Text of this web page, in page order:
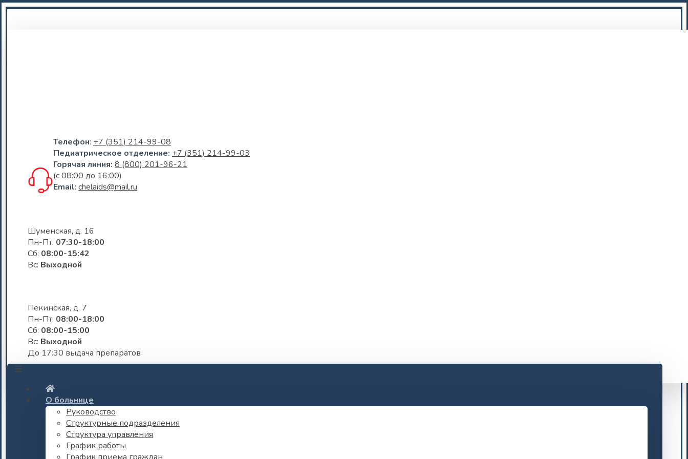
Телефон: +7 (351) 214-99-08
Педиатрическое отделение: +7 (351) 214-99-03
Горячая линия: 8 (800) 201-96-21
(c 08:00 до 16:00)
Email: chelaids@mail.ru
Шуменская, д. 16
Пн-Пт: 07:30-18:00
Сб: 08:00-15:42
Вс: Выходной
Пекинская, д. 7
Пн-Пт: 08:00-18:00
Сб: 08:00-15:00
Вс: Выходной
До 17:30 выдача препаратов
О больнице
Руководство
Структурные подразделения
Структура управления
График работы